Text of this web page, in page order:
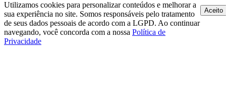
Utilizamos cookies para personalizar conteúdos e melhorar a
sua experiência no site. Somos responsáveis pelo tratamento
de seus dados pessoais de acordo com a LGPD. Ao continuar
navegando, você concorda com a nossa Política de
Privacidade
Aceito